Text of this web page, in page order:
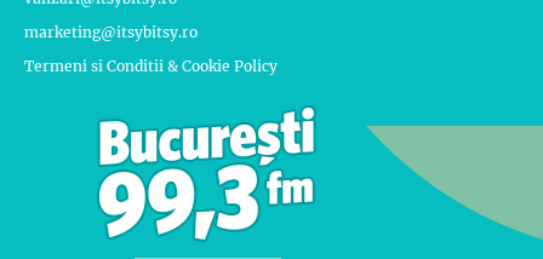
marketing@itsybitsy.ro
Termeni si Conditii & Cookie Policy